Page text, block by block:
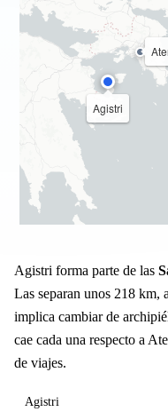
Agistri
Agistri forma parte de las
Las separan unos 218 km,
implica cambiar de
cae cada una respecto a
de viajes.
Agistri